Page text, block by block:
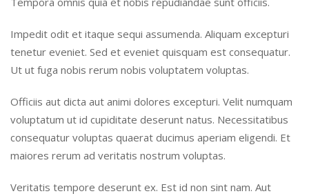
Impedit odit et itaque sequi assumenda. Aliquam excepturi
tenetur eveniet. Sed et eveniet quisquam est consequatur.
Ut ut fuga nobis rerum nobis voluptatem voluptas.
Officiis aut dicta aut animi dolores excepturi. Velit numquam
voluptatum ut id cupiditate deserunt natus. Necessitatibus
consequatur voluptas quaerat ducimus aperiam eligendi. Et
maiores rerum ad veritatis nostrum voluptas.
Veritatis tempore deserunt ex. Est id non sint nam. Aut